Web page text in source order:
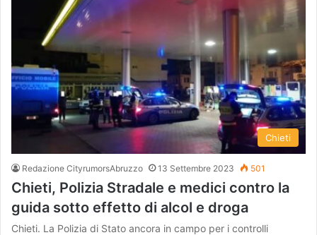
Chieti
Redazione CityrumorsAbruzzo 13 Settembre 2023 501
Chieti, Polizia Stradale e medici contro la
guida sotto effetto di alcol e droga
Chieti. La Polizia di Stato ancora in campo per i controlli